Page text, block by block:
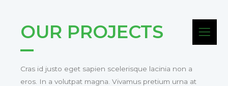
OUR PROJECTS
Cras id justo eget sapien scelerisque lacinia non a
eros. In a volutpat magna. Vivamus pretium urna at